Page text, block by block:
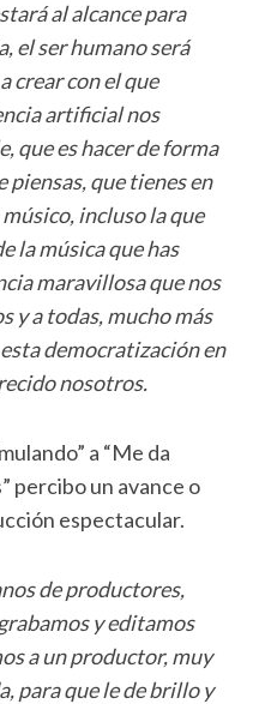
al alcance para
el ser humano será
crear con el que
artificial nos
que es hacer de forma
piensas, que tienes en
incluso la que
la música que has
maravillosa que nos
y a todas, mucho más
democratización en
nosotros.
a “Me da
percibo un avance o
espectacular.
de productores,
y editamos
a un productor, muy
para que le de brillo y